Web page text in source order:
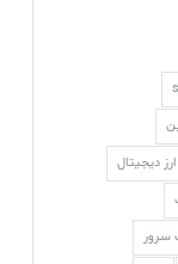
ارز دیجیتال
سرور